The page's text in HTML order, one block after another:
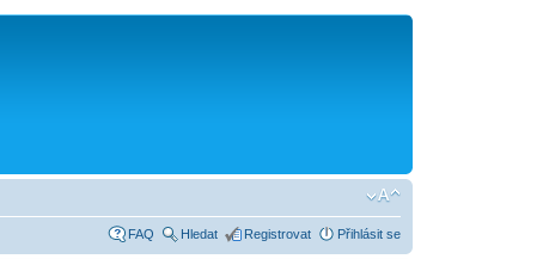
FAQ Hledat Registrovat Přihlásit se